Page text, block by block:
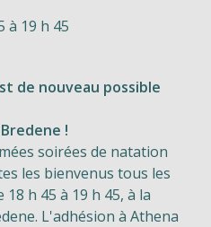
NL EN
Store
à 19 h 45
de nouveau possible
!
soirées de natation
les bienvenus tous les
h 45 à 19 h 45, à la
L'adhésion à Athena